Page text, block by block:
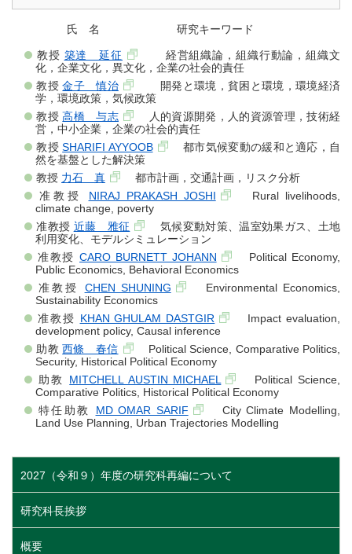
氏 名 研究キーワード
教授 築達 延征
経営組織論，組織行動論，組織文
化，企業文化，異文化，企業の社会的責任
教授金子 慎治
開発と環境，貧困と環境，環境経済
学，環境政策，気候政策
教授高橋 与志
人的資源開発，人的資源管理，技術経
営，中小企業，企業の社会的責任
教授SHARIFI AYYOOB
都市気候変動の緩和と適応，自
然を基盤とした解決策
教授 力石 真
都市計画，交通計画，リスク分析
准教授 NIRAJ PRAKASH JOSHI
Rural livelihoods,
climate change, poverty
准教授 近藤 雅征
気候変動対策、温室効果ガス、土地
利用変化、モデルシミュレーション
准教授 CARO BURNETT JOHANN
Political Economy,
Public Economics, Behavioral Economics
准教授 CHEN SHUNING
Environmental Economics,
Sustainability Economics
准教授 KHAN GHULAM DASTGIR
Impact evaluation,
development policy, Causal inference
助教西條 春信
Political Science, Comparative Politics,
Security, Historical Political Economy
助教 MITCHELL AUSTIN MICHAEL
Political Science,
Comparative Politics, Historical Political Economy
特任助教 MD OMAR SARIF
City Climate Modelling,
Land Use Planning, Urban Trajectories Modelling
2027（令和９）年度の研究科再編について
研究科長挨拶
概要